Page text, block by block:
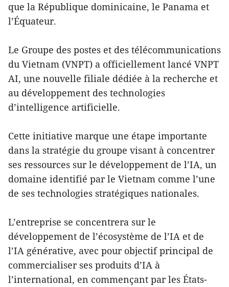
que la République dominicaine, le Panama et
l’Équateur.
Le Groupe des postes et des télécommunications
du Vietnam (VNPT) a officiellement lancé VNPT
AI, une nouvelle filiale dédiée à la recherche et
au développement des technologies
d’intelligence artificielle.
Cette initiative marque une étape importante
dans la stratégie du groupe visant à concentrer
ses ressources sur le développement de l’IA, un
domaine identifié par le Vietnam comme l’une
de ses technologies stratégiques nationales.
L’entreprise se concentrera sur le
développement de l’écosystème de l’IA et de
l’IA générative, avec pour objectif principal de
commercialiser ses produits d’IA à
l’international, en commençant par les États-